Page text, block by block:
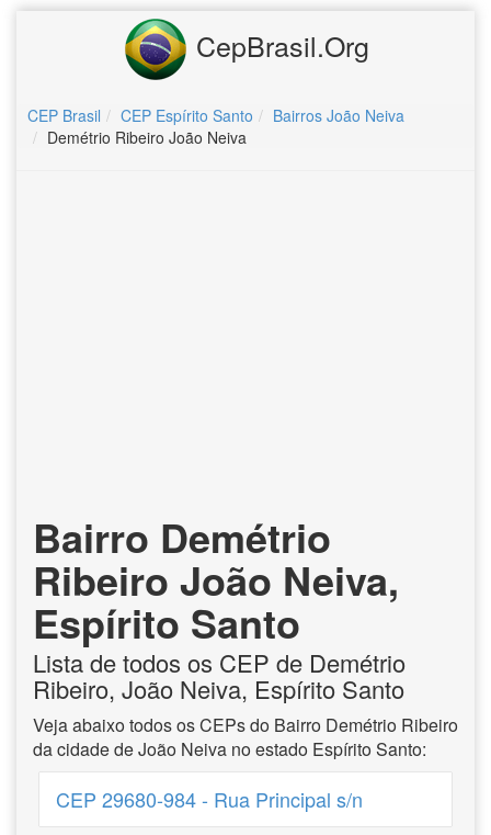
CepBrasil.Org
CEP Brasil CEP Espírito Santo
Bairros João Neiva
Demétrio Ribeiro João Neiva
Bairro Demétrio
Ribeiro João Neiva,
Espírito Santo
Lista de todos os CEP de Demétrio
Ribeiro, João Neiva, Espírito Santo
Veja abaixo todos os CEPs do Bairro Demétrio Ribeiro
da cidade de João Neiva no estado Espírito Santo:
CEP 29680-984 - Rua Principal s/n